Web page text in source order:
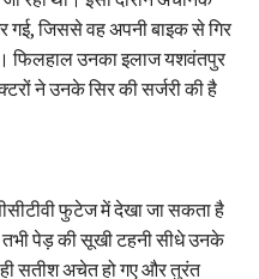
जिससे वह अपनी बाइक से गिर
फिलहाल उनका इलाज यशवंतपुर
ने उनके सिर की सर्जरी की है
फुटेज में देखा जा सकता है
पेड़ की सूखी टहनी सीधे उनके
सतीश अचेत हो गए और तुरंत